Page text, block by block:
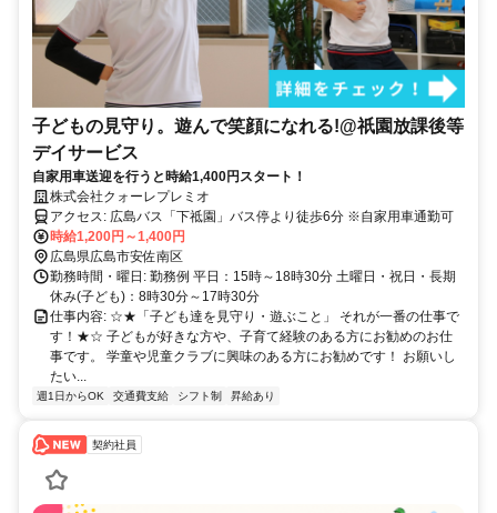
子どもの見守り。遊んで笑顔になれる!@祇園放課後等
デイサービス
自家用車送迎を行うと時給1,400円スタート！
株式会社クォーレプレミオ
アクセス: 広島バス「下祗園」バス停より徒歩6分 ※自家用車通勤可
時給1,200円～1,400円
広島県広島市安佐南区
勤務時間・曜日: 勤務例 平日：15時～18時30分 土曜日・祝日・長期
休み(子ども)：8時30分～17時30分
仕事内容: ☆★「子ども達を見守り・遊ぶこと」 それが一番の仕事で
す！★☆ 子どもが好きな方や、子育て経験のある方にお勧めのお仕
事です。 学童や児童クラブに興味のある方にお勧めです！ お願いし
たい...
週1日からOK 交通費支給 シフト制 昇給あり
契約社員